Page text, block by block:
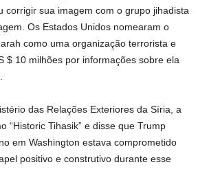
corrigir sua imagem com o grupo jihadista
Os Estados Unidos nomearam o
como uma organização terrorista e
$ 10 milhões por informações sobre ela
das Relações Exteriores da Síria, a
“Historic Tihasik” e disse que Trump
em Washington estava comprometido
positivo e construtivo durante esse